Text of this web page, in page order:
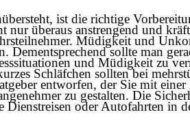
ist die richtige
überaus anstrengend und
Müdigkeit und
Dementsprechend sollte man
und Müdigkeit zu
Schläfchen sollten bei
entworfen, der Sie mit
zu gestalten. Die
Dienstreisen oder Autofahrten in